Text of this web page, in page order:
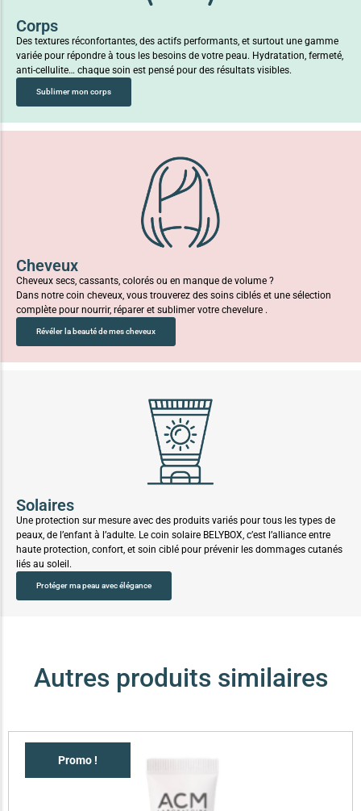
Corps
Des textures réconfortantes, des actifs performants, et surtout une gamme
variée pour répondre à tous les besoins de votre peau. Hydratation, fermeté,
anti-cellulite… chaque soin est pensé pour des résultats visibles.
Sublimer mon corps
Cheveux
Cheveux secs, cassants, colorés ou en manque de volume ?
Dans notre coin cheveux, vous trouverez des soins ciblés et une sélection
complète pour nourrir, réparer et sublimer votre chevelure .
Révéler la beauté de mes cheveux
Solaires
Une protection sur mesure avec des produits variés pour tous les types de
peaux, de l’enfant à l’adulte. Le coin solaire BELYBOX, c’est l’alliance entre
haute protection, confort, et soin ciblé pour prévenir les dommages cutanés
liés au soleil.
Protéger ma peau avec élégance
Autres produits similaires
Promo !